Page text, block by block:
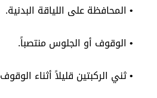
• المحافظة على اللياقة البدنية.
• الوقوف أو الجلوس منتصباً.
• ثني الركبتين قليلاً أثناء